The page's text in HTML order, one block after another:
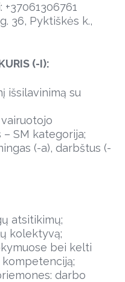
36, Pyktiškės k.,
(-I):
išsilavinimą su
– SM kategorija;
(-a), darbštus (-
atsitikimų;
kolektyvą;
bei kelti
darbo